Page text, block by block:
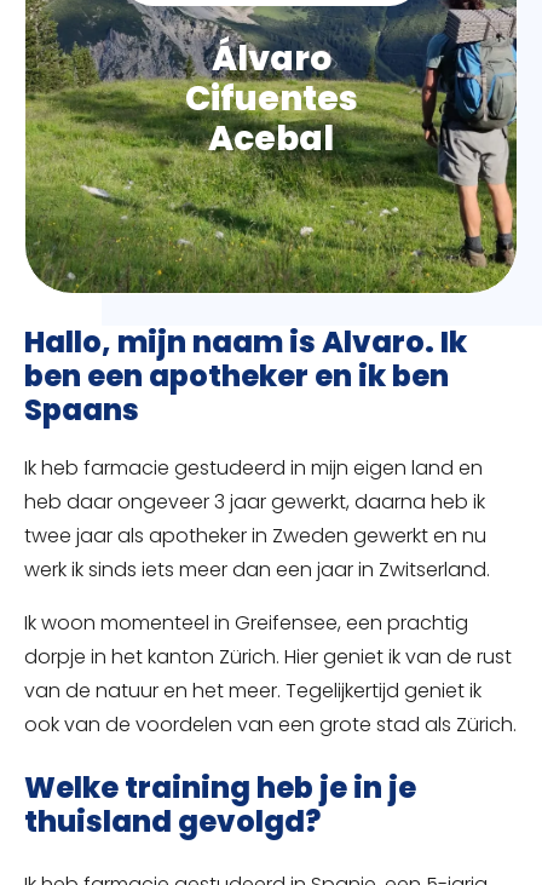
Álvaro
Cifuentes
Acebal
Hallo, mijn naam is Alvaro. Ik
ben een apotheker en ik ben
Spaans
Ik heb farmacie gestudeerd in mijn eigen land en
heb daar ongeveer 3 jaar gewerkt, daarna heb ik
twee jaar als apotheker in Zweden gewerkt en nu
werk ik sinds iets meer dan een jaar in Zwitserland.
Ik woon momenteel in Greifensee, een prachtig
dorpje in het kanton Zürich. Hier geniet ik van de rust
van de natuur en het meer. Tegelijkertijd geniet ik
ook van de voordelen van een grote stad als Zürich.
Welke training heb je in je
thuisland gevolgd?